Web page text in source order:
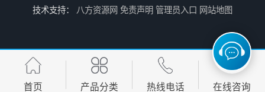
专业空运公司 武汉机场货运站电话
技术支持： 八方资源网 免责声明 管理员入口 网站地图
首页 产品分类 热线电话 在线咨询